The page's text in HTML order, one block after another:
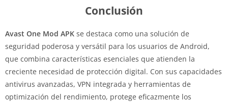
Conclusión
Avast One Mod APK se destaca como una solución de
seguridad poderosa y versátil para los usuarios de Android,
que combina características esenciales que atienden la
creciente necesidad de protección digital. Con sus capacidades
antivirus avanzadas, VPN integrada y herramientas de
optimización del rendimiento, protege eficazmente los